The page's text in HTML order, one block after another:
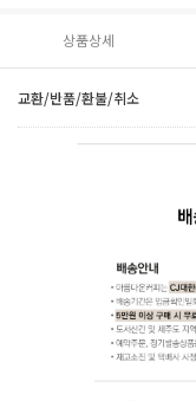
상품상세
교환/반품/환불/취소